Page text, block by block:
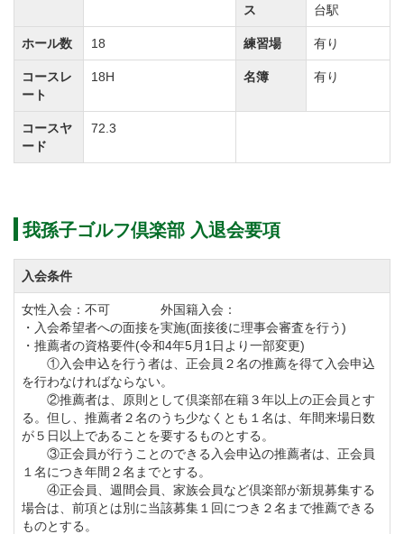
年会費を下記のとおり改定します。
①実施：令和6年1月（令和6年度分）より
②年会費（会計年度：1月～12月）
正会員【改定前】198,000円（税込）→【改定後】
198,000円（税込）※名義書換不可
◆周辺ゴルフ場
「藤ヶ谷カントリークラブ」「 東我孫子カントリーク
ラブ」
◆交通機関
常磐自動車道「柏IC」より13.5km
JR常磐線「天王台駅」下車。南口よりクラブバスの運
行あり。
JR成田線「東我孫子駅」よりタクシーご利用。
ス
台駅
ホール数 18 練習場 有り
コースレ
ート
18H 名簿 有り
コースヤ
ード
72.3
我孫子ゴルフ倶楽部 入退会要項
入会条件
女性入会：不可 外国籍入会：
・入会希望者への面接を実施(面接後に理事会審査を行う)
・推薦者の資格要件(令和4年5月1日より一部変更)
①入会申込を行う者は、正会員２名の推薦を得て入会申込
を行わなければならない。
②推薦者は、原則として倶楽部在籍３年以上の正会員とす
る。但し、推薦者２名のうち少なくとも１名は、年間来場日数
が５日以上であることを要するものとする。
③正会員が行うことのできる入会申込の推薦者は、正会員
１名につき年間２名までとする。
④正会員、週間会員、家族会員など倶楽部が新規募集する
場合は、前項とは別に当該募集１回につき２名まで推薦できる
ものとする。